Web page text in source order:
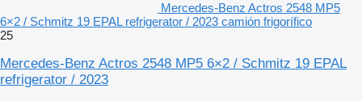
Mercedes-Benz Actros 2548 MP5
6×2 / Schmitz 19 EPAL refrigerator / 2023 camión frigorífico
25
Mercedes-Benz Actros 2548 MP5 6×2 / Schmitz 19 EPAL
refrigerator / 2023